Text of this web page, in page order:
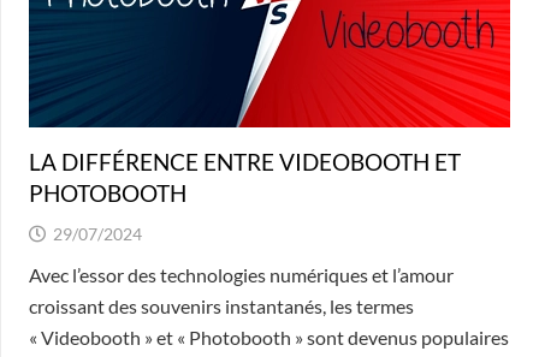
LA DIFFÉRENCE ENTRE VIDEOBOOTH ET
PHOTOBOOTH
29/07/2024
Avec l’essor des technologies numériques et l’amour
croissant des souvenirs instantanés, les termes
« Videobooth » et « Photobooth » sont devenus populaires